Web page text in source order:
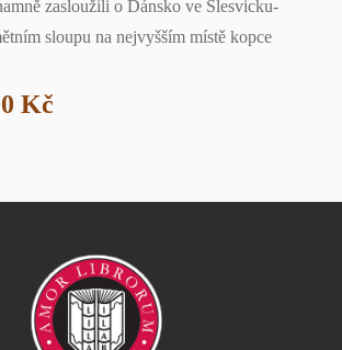
zasloužili o Dánsko ve Šlesvicku-
sloupu na nejvyšším místě kopce
Kč